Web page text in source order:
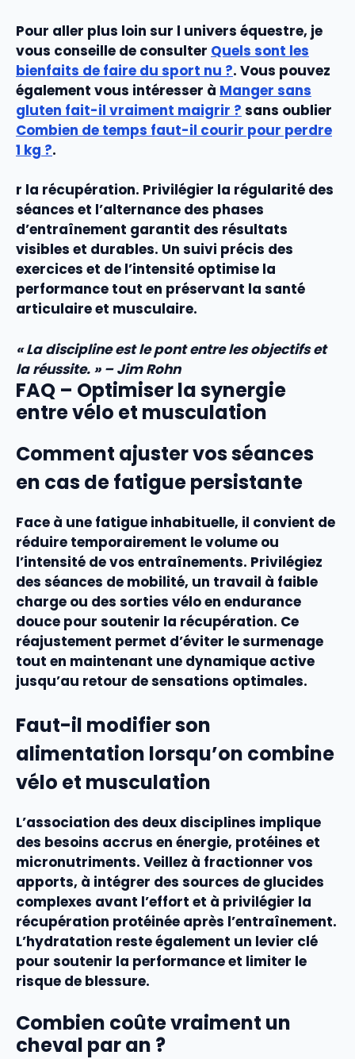
Pour aller plus loin sur l univers équestre, je
vous conseille de consulter Quels sont les
bienfaits de faire du sport nu ?. Vous pouvez
également vous intéresser à Manger sans
gluten fait-il vraiment maigrir ? sans oublier
Combien de temps faut-il courir pour perdre
1 kg ?.
r la récupération. Privilégier la régularité des
séances et l’alternance des phases
d’entraînement garantit des résultats
visibles et durables. Un suivi précis des
exercices et de l’intensité optimise la
performance tout en préservant la santé
articulaire et musculaire.
« La discipline est le pont entre les objectifs et
la réussite. » – Jim Rohn
FAQ – Optimiser la synergie
entre vélo et musculation
Comment ajuster vos séances
en cas de fatigue persistante
Face à une fatigue inhabituelle, il convient de
réduire temporairement le volume ou
l’intensité de vos entraînements. Privilégiez
des séances de mobilité, un travail à faible
charge ou des sorties vélo en endurance
douce pour soutenir la récupération. Ce
réajustement permet d’éviter le surmenage
tout en maintenant une dynamique active
jusqu’au retour de sensations optimales.
Faut-il modifier son
alimentation lorsqu’on combine
vélo et musculation
L’association des deux disciplines implique
des besoins accrus en énergie, protéines et
micronutriments. Veillez à fractionner vos
apports, à intégrer des sources de glucides
complexes avant l’effort et à privilégier la
récupération protéinée après l’entraînement.
L’hydratation reste également un levier clé
pour soutenir la performance et limiter le
risque de blessure.
Combien coûte vraiment un
cheval par an ?